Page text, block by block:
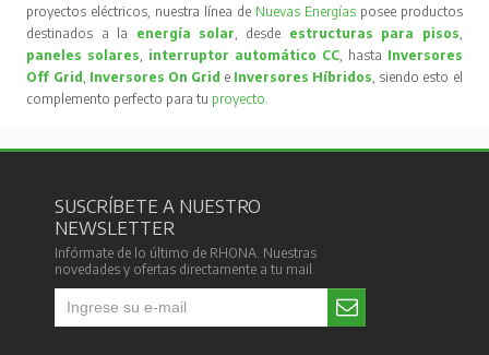
proyectos eléctricos, nuestra línea de Nuevas Energíasposee productos
destinados a la energía solar, desde estructuras para pisos,
paneles solares, interruptor automático CC, hasta Inversores
Off Grid, Inversores On Grid e Inversores Híbridos, siendo esto el
complemento perfecto para tu proyecto.
SUSCRÍBETE A NUESTRO
NEWSLETTER
Infórmate de lo último de RHONA. Nuestras
novedades y ofertas directamente a tu mail.